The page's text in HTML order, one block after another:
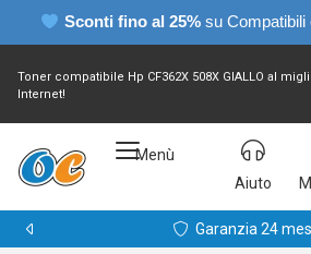
Sconti fino al 25% su Compatibili
Toner compatibile Hp CF362X 508X GIALLO al
Internet!
Menù
Aiuto
Garanzia 24